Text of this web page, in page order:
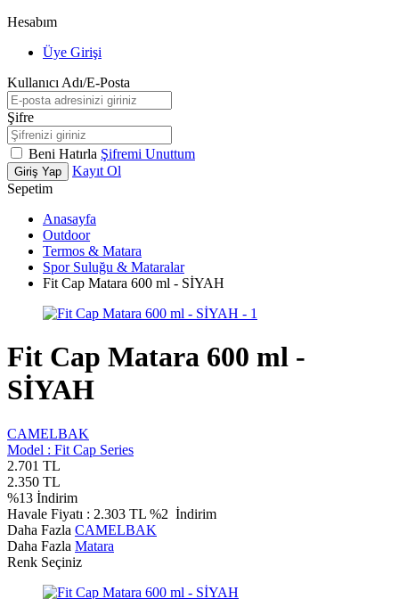
Hesabım
Üye Girişi
Kullanıcı Adı/E-Posta
Şifre
Beni Hatırla Şifremi Unuttum
Giriş Yap
Kayıt Ol
Sepetim
Anasayfa
Outdoor
Termos & Matara
Spor Suluğu & Mataralar
Fit Cap Matara 600 ml - SİYAH
Fit Cap Matara 600 ml -
SİYAH
CAMELBAK
Model : Fit Cap Series
2.701 TL
2.350 TL
%13 İndirim
Havale Fiyatı : 2.303 TL %2 İndirim
Daha Fazla CAMELBAK
Daha Fazla Matara
Renk Seçiniz